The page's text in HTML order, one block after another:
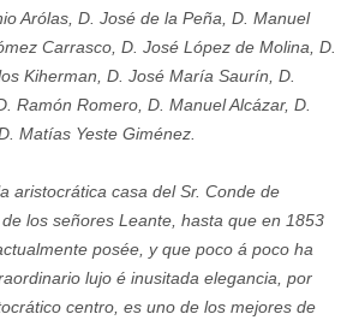
Arólas, D. José de la Peña, D. Manuel
Carrasco, D. José López de Molina, D.
Kiherman, D. José María Saurín, D.
Ramón Romero, D. Manuel Alcázar, D.
Matías Yeste Giménez.
aristocrática casa del Sr. Conde de
los señores Leante, hasta que en 1853
posée, y que poco á poco ha
lujo é inusitada elegancia, por
centro, es uno de los mejores de